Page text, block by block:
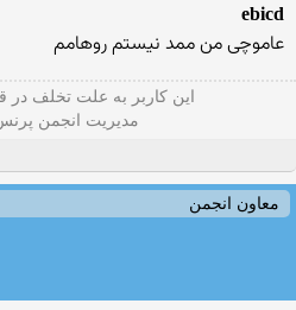
ebicd
عاموچى من ممد نيستم روهامم
این كاربر به علت تخلف در
مدیریت انجمن
معاون انجمن